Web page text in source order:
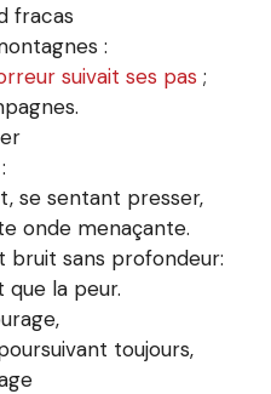
fracas
:
suivait ses pas ;
se sentant presser,
onde menaçante.
bruit sans profondeur:
que la peur.
toujours,